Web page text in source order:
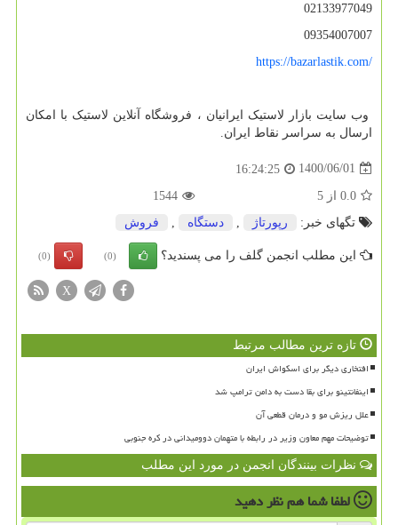
02133977049
09354007007
https://bazarlastik.com/
وب سایت بازار لاستیک ایرانیان ، فروشگاه آنلاین لاستیک با امکان
ارسال به سراسر نقاط ایران.
1400/06/01
16:24:25
0.0 از 5
1544
تگهای خبر:
رپورتاژ دستگاه فروش
این مطلب انجمن گلف را می پسندید؟ (0)
(0)
X
تازه ترین مطالب مرتبط
افتخاری دیگر برای اسکواش ایران
اینفانتینو برای بقا دست به دامن ترامپ شد
علل ریزش مو و درمان قطعی آن
توضیحات مهم معاون وزیر در رابطه با متهمان دوومیدانی در کره جنوبی
نظرات بینندگان انجمن در مورد این مطلب
لطفا شما همنظر دهید